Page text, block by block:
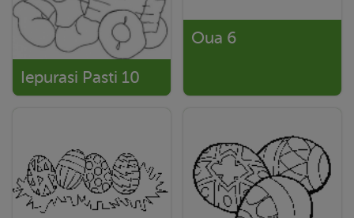
Iepurasi Pasti 10
Oua 6